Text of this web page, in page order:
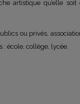
artistique qu’elle soit
ou privés,
: école, collège, lycée.